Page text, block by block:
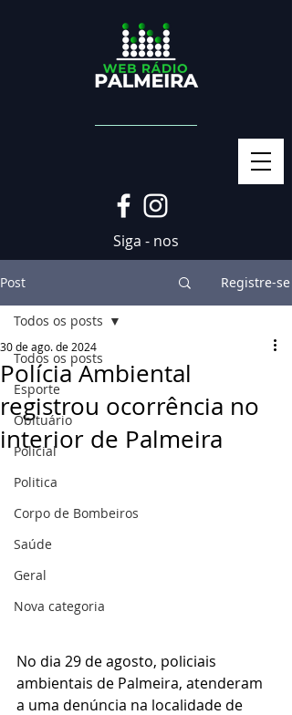
Siga - nos
Post Registre-se
Todos os posts
Esporte
Obituário
Policial
Politica
Corpo de Bombeiros
Saúde
Geral
Nova categoria
Todos os posts
Polícia Ambiental
registrou ocorrência no
interior de Palmeira
30 de ago. de 2024
No dia 29 de agosto, policiais
ambientais de Palmeira, atenderam
a uma denúncia na localidade de